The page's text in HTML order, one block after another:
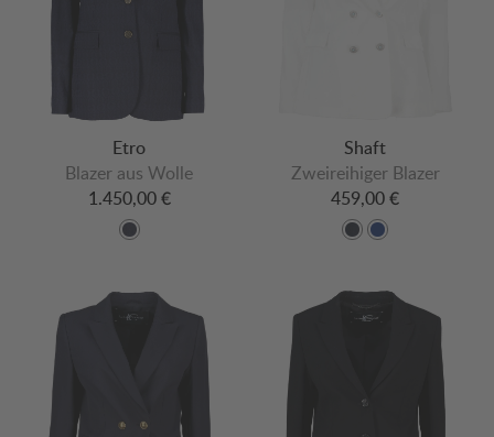
Etro
Blazer aus Wolle
1.450,00 €
Shaft
Zweireihiger Blazer
459,00 €